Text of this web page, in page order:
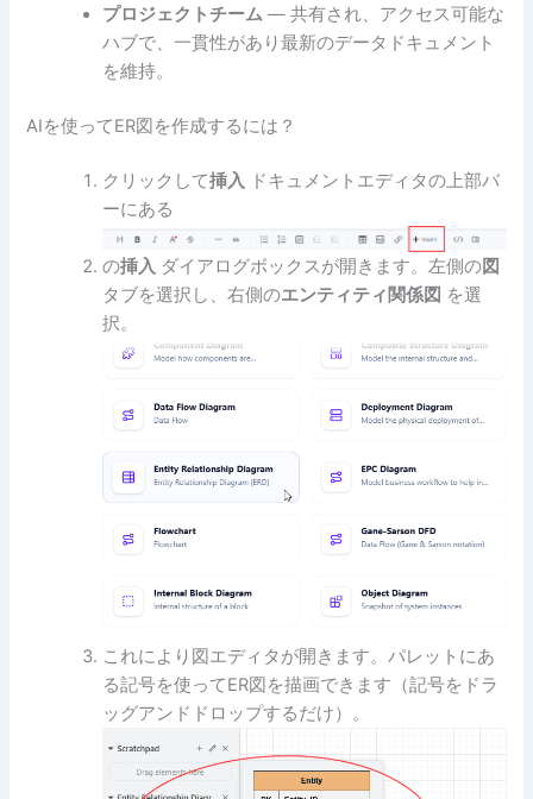
プロジェクトチーム — 共有され、アクセス可能な
ハブで、一貫性があり最新のデータドキュメント
を維持。
AIを使ってER図を作成するには？
クリックして挿入 ドキュメントエディタの上部バ
ーにある
の挿入 ダイアログボックスが開きます。左側の図
タブを選択し、右側のエンティティ関係図 を選
択。
これにより図エディタが開きます。パレットにあ
る記号を使ってER図を描画できます（記号をドラ
ッグアンドドロップするだけ）。